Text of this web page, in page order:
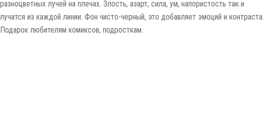
разноцветных лучей на плечах. Злость, азарт, сила, ум, напористость так и
лучатся из каждой линии. Фон чисто-черный, это добавляет эмоций и контраста.
Подарок любителям комиксов, подросткам.